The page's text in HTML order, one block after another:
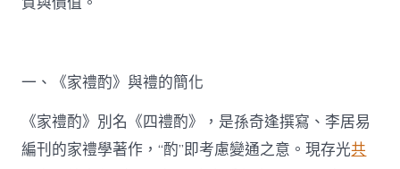
一、《家禮酌》與禮的簡化
《家禮酌》別名《四禮酌》，是孫奇逢撰寫、李居易
編刊的家禮學著作，“酌”即考慮變通之意。現存光共